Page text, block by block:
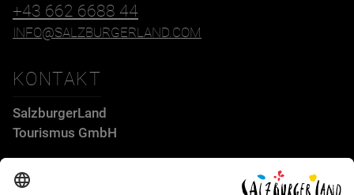
+43 662 6688 44
INFO@SALZBURGERLAND.COM
KONTAKT
SalzburgerLand
Tourismus GmbH
Wiener Bundesstraße 23
5300 Hallwang